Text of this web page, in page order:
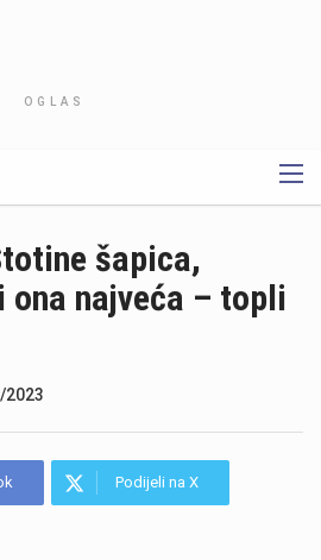
OGLAS
šapica,
ona najveća – topli
2023
Podijeli na X